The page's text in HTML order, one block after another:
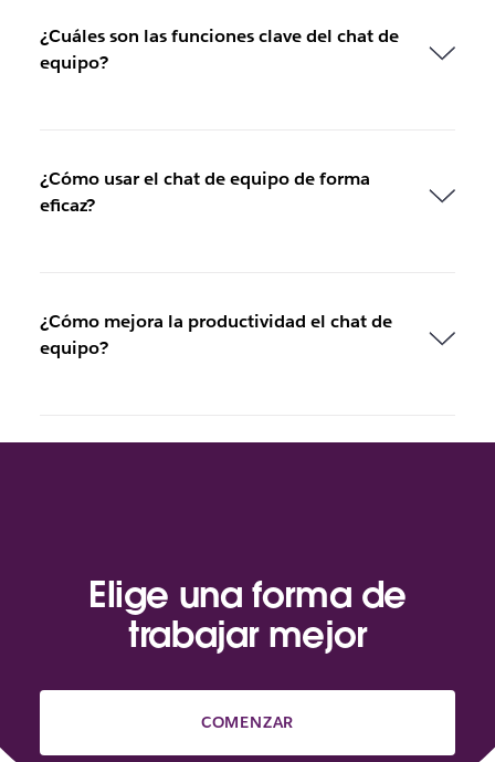
¿Cuáles son las funciones clave del chat de
equipo?
¿Cómo usar el chat de equipo de forma
eficaz?
¿Cómo mejora la productividad el chat de
equipo?
Elige una forma de
trabajar mejor
COMENZAR